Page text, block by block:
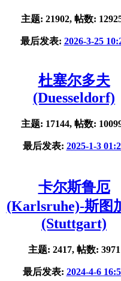
主题: 21902, 帖数:
最后发表: 2026-3-25
杜塞尔多夫
(Duesseldorf)
主题: 17144, 帖数:
最后发表: 2025-1-3
卡尔斯鲁厄
(Karlsruhe)-斯图
(Stuttgart)
主题: 2417, 帖数: 3971
最后发表: 2024-4-6